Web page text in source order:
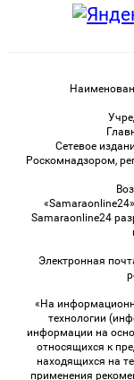
Сетевое
Роскомнадзором,
Samaraonline24
Электронная
«На
технологии
информации на
относящихся к
находящихся на
применения